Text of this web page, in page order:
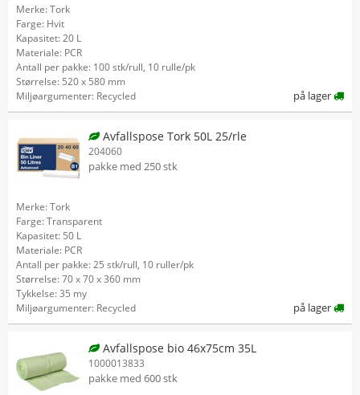
Merke: Tork
Farge: Hvit
Kapasitet: 20 L
Materiale: PCR
Antall per pakke: 100 stk/rull, 10 rulle/pk
Størrelse: 520 x 580 mm
Miljøargumenter: Recycled
på lager
Avfallspose Tork 50L 25/rle
204060
pakke med 250 stk
Merke: Tork
Farge: Transparent
Kapasitet: 50 L
Materiale: PCR
Antall per pakke: 25 stk/rull, 10 ruller/pk
Størrelse: 70 x 70 x 360 mm
Tykkelse: 35 my
Miljøargumenter: Recycled
på lager
Avfallspose bio 46x75cm 35L
1000013833
pakke med 600 stk